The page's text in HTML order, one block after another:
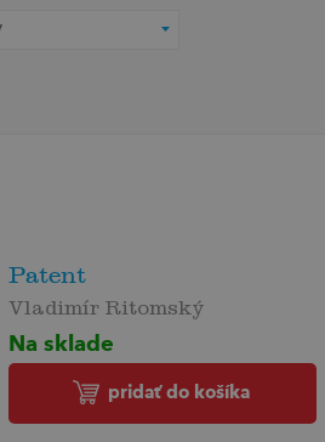
Patent
Vladimír Ritomský
Na sklade
pridať do košíka